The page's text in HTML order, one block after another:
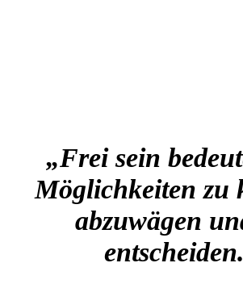
„Frei sein
Möglichkeiten zu
abzuwägen